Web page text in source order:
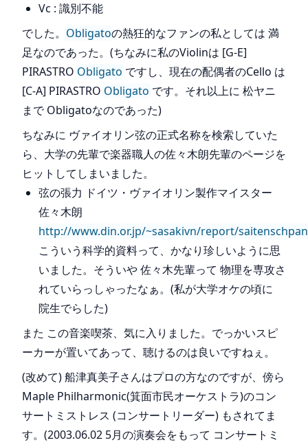
Vc : 識別不能
でした。 Obligatoの熱狂的なファンの私としては 満
足なのであった。(ちなみに私のViolinは [G-E]
PIRASTRO Obligato ですし、現在の配偶者のCello は
[C-A] PIRASTRO Obligato です。それ以上に 松ヤニ
まで Obligatoなのであった)
ちなみに ヴァイオリン弦の正式名称を検索していた
ら、大学の先輩で楽器職人の佐々木朗先輩のページを
ヒットしてしまいました。
弦の張力 ドイツ・ヴァイオリン製作マイスター
佐々木朗
http://www.din.or.jp/~sasakivn/report/
こういう科学的資料って、かなり珍しいように思
いました。そういや 佐々木先輩って 物理を専攻さ
れていらっしゃったなぁ。(私が大学オケの頃に
院生でらした)
また この音楽喫茶、気に入りました。でっかいスピ
ーカーが置いてあって、聴けるのは良いですねぇ。
(改めて) 船津真美子さんはプロの方なのですが、傍ら
Maple Philharmonic(箕面市民オーケストラ)のコン
サートミストレス (コンサートリーダー) もされてま
す。(2003.06.02 5月の演奏会をもって コンサートミ